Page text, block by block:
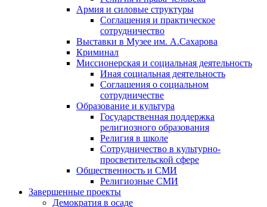
Армия и силовые структуры
Соглашения и практическое
сотрудничество
Выставки в Музее им. А.Сахарова
Криминал
Миссионерская и социальная деятельность
Иная социальная деятельность
Соглашения о социальном
сотрудничестве
Образование и культура
Государственная поддержка
религиозного образования
Религия в школе
Сотрудничество в культурно-
просветительской сфере
Общественность и СМИ
Религиозные СМИ
Завершенные проекты
Демократия в осаде